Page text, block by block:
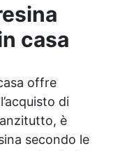
casa
offre
di
è
secondo le